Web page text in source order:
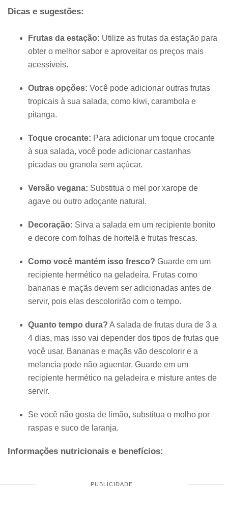
Dicas e sugestões:
Frutas da estação: Utilize as frutas da estação para
obter o melhor sabor e aproveitar os preços mais
acessíveis.
Outras opções: Você pode adicionar outras frutas
tropicais à sua salada, como kiwi, carambola e
pitanga.
Toque crocante: Para adicionar um toque crocante
à sua salada, você pode adicionar castanhas
picadas ou granola sem açúcar.
Versão vegana: Substitua o mel por xarope de
agave ou outro adoçante natural.
Decoração: Sirva a salada em um recipiente bonito
e decore com folhas de hortelã e frutas frescas.
Como você mantém isso fresco? Guarde em um
recipiente hermético na geladeira. Frutas como
bananas e maçãs devem ser adicionadas antes de
servir, pois elas descolorirão com o tempo.
Quanto tempo dura? A salada de frutas dura de 3 a
4 dias, mas isso vai depender dos tipos de frutas que
você usar. Bananas e maçãs vão descolorir e a
melancia pode não aguentar. Guarde em um
recipiente hermético na geladeira e misture antes de
servir.
Se você não gosta de limão, substitua o molho por
raspas e suco de laranja.
Informações nutricionais e benefícios: